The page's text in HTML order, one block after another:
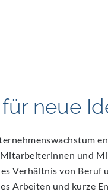
neue
und
Verhältnis von
Arbeiten und kurze